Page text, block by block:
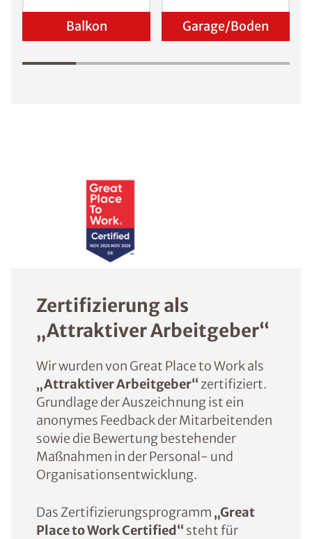
Balkon Garage/Boden
Zertifizierung als
„Attraktiver Arbeitgeber“
Wir wurden von Great Place to Work als
„Attraktiver Arbeitgeber“zertifiziert.
Grundlage der Auszeichnung ist ein
anonymes Feedback der Mitarbeitenden
sowie die Bewertung bestehender
Maßnahmen in der Personal- und
Organisationsentwicklung.
Das Zertifizierungsprogramm „Great
Place to Work Certified“steht für